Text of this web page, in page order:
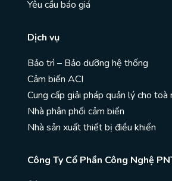
Yêu cầu báo giá
Dịch vụ
Bảo trì – Bảo dưỡng hệ thống
Cảm biến ACI
Cung cấp giải pháp quản lý cho toà
Nhà phân phối cảm biến
Nhà sản xuất thiết bị điều khiển
Công Ty Cổ Phần Công Nghệ